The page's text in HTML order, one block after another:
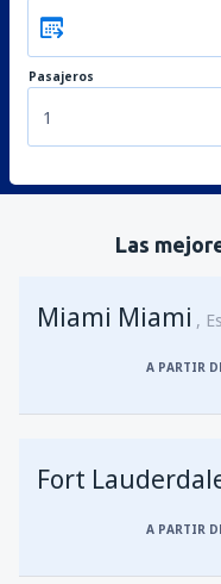
Pasajeros
1
Las
Miami Miami
A PARTIR
A PARTIR